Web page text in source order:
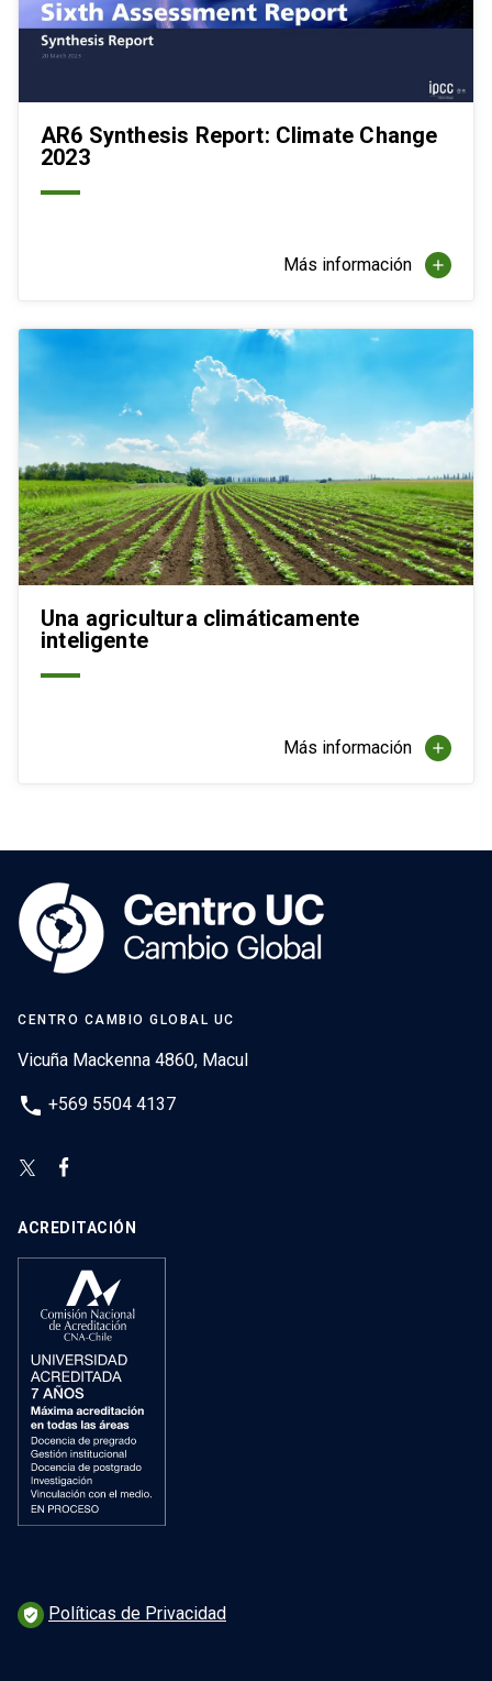
AR6 Synthesis Report: Climate Change
2023
Más información add
Una agricultura climáticamente
inteligente
Más información add
CENTRO CAMBIO GLOBAL UC
Vicuña Mackenna 4860, Macul
phone +569 5504 4137
ACREDITACIÓN
verified_user Políticas de Privacidad